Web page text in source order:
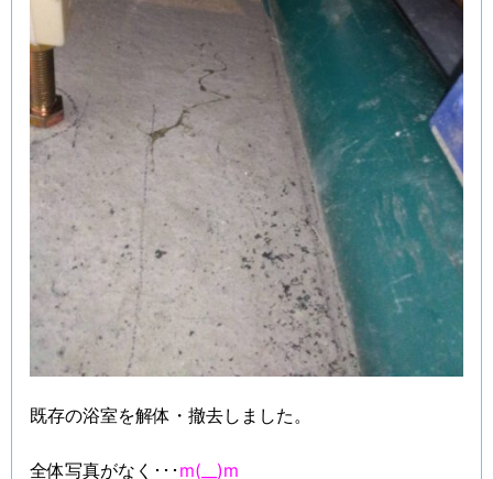
既存の浴室を解体・撤去しました。
全体写真がなく･･･ m(__)m